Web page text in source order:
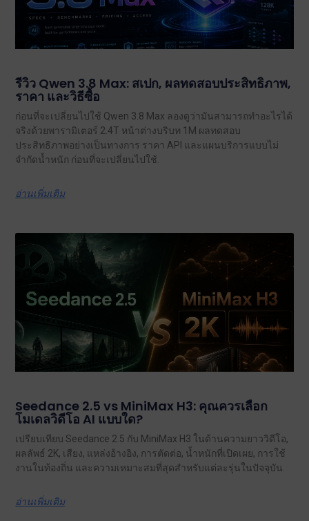
รีวิว Qwen 3.8 Max: สเปก, ผลทดสอบประสิทธิภาพ,
ราคา และวิธีซื้อ
ก่อนที่จะเปลี่ยนไปใช้ Qwen 3.8 Max ลองดูว่ามันสามารถทำอะไรได้
จริงด้วยพารามิเตอร์ 2.4T หน้าต่างบริบท 1M ผลทดสอบ
ประสิทธิภาพอย่างเป็นทางการ ราคา API และแผนบริการแบบไม่
จำกัดน้ำหนัก ก่อนที่จะเปลี่ยนไปใช้.
อ่านเพิ่มเติม
Seedance 2.5 vs MiniMax H3: คุณควรเลือก
โมเดลวิดีโอ AI แบบใด?
เปรียบเทียบ Seedance 2.5 กับ MiniMax H3 ในด้านความยาววิดีโอ,
ผลลัพธ์ 2K, เสียง, แหล่งอ้างอิง, การตัดต่อ, น้ำหนักที่เปิดเผย, การใช้
งานในท้องถิ่น และความเหมาะสมที่สุดสำหรับแต่ละรุ่นในปัจจุบัน.
อ่านเพิ่มเติม